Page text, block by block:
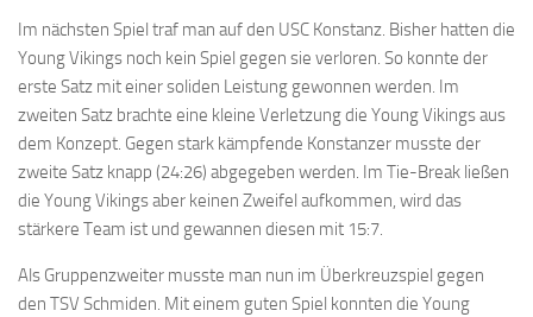
Im nächsten Spiel traf man auf den USC Konstanz. Bisher hatten die
Young Vikings noch kein Spiel gegen sie verloren. So konnte der
erste Satz mit einer soliden Leistung gewonnen werden. Im
zweiten Satz brachte eine kleine Verletzung die Young Vikings aus
dem Konzept. Gegen stark kämpfende Konstanzer musste der
zweite Satz knapp (24:26) abgegeben werden. Im Tie-Break ließen
die Young Vikings aber keinen Zweifel aufkommen, wird das
stärkere Team ist und gewannen diesen mit 15:7.
Als Gruppenzweiter musste man nun im Überkreuzspiel gegen
den TSV Schmiden. Mit einem guten Spiel konnten die Young